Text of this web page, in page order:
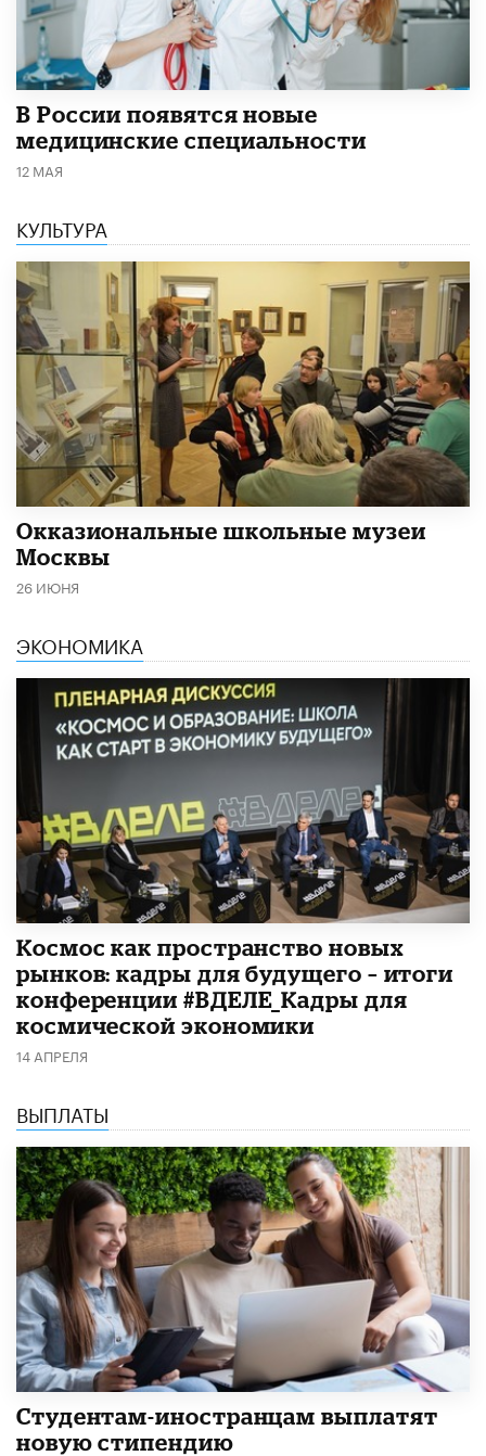
В России появятся новые
медицинские специальности
12 МАЯ
КУЛЬТУРА
​Окказиональные школьные музеи
Москвы
26 ИЮНЯ
ЭКОНОМИКА
Космос как пространство новых
рынков: кадры для будущего – итоги
конференции #ВДЕЛЕ_Кадры для
космической экономики
14 АПРЕЛЯ
ВЫПЛАТЫ
Студентам-иностранцам выплатят
новую стипендию